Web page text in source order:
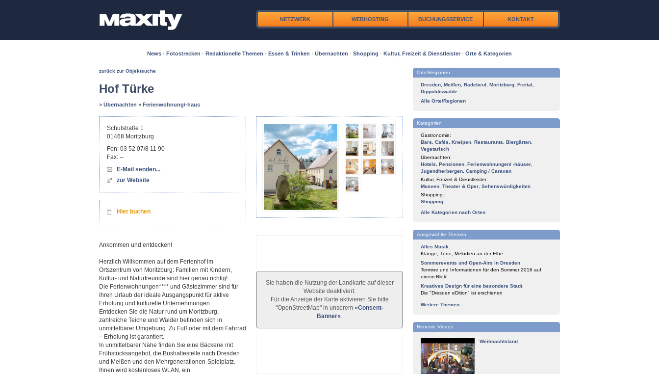
NETZWERK WEBHOSTING BUCHUNGSSERVICE KONTAKT
News · Fotostrecken · Redaktionelle Themen · Essen & Trinken · Übernachten · Shopping · Kultur, Freizeit & Dienstleister · Orte & Kategorien
zurück zur Objektsuche
Hof Türke
» Übernachten » Ferienwohnung/-haus
Sie haben die Nutzung der Landkarte auf dieser
Website deaktiviert.
Für die Anzeige der Karte aktivieren Sie bitte
"OpenStreetMap" in unserem »Consent-
Banner«
Schulstraße 1
01468 Moritzburg
Fon: 03 52 07/8 11 90
Fax: --
E-Mail senden...
zur Website
Hier buchen
Ankommen und entdecken!
Herzlich Willkommen auf dem Ferienhof im
Ortszentrum von Moritzburg: Familien mit Kindern,
Kultur- und Naturfreunde sind hier genau richtig!
Die Ferienwohnungen**** und Gästezimmer sind für
Ihren Urlaub der ideale Ausgangspunkt für aktive
Erholung und kulturelle Unternehmungen.
Entdecken Sie die Natur rund um Moritzburg,
zahlreiche Teiche und Wälder befinden sich in
unmittelbarer Umgebung. Zu Fuß oder mit dem Fahrrad
– Erholung ist garantiert.
In unmittelbarer Nähe finden Sie eine Bäckerei mit
Frühstücksangebot, die Bushaltestelle nach Dresden
und Meißen und den Mehrgenerationen-Spielplatz.
Ihnen wird kostenloses WLAN, ein
Orte/Regionen
Dresden Meißen Radebeul Moritzburg Freital
Dippoldiswalde
Alle Orte/Regionen
Kategorien
Gastronomie:
Bars
Cafés Kneipen Restaurants Biergärten
Vegetarisch
Übernachten:
Hotels
Pensionen Ferienwohnungen/ -häuser
Jugendherbergen Camping / Caravan
Kultur, Freizeit & Dienstleister:
Museen Theater & Oper Sehenswürdigkeiten
Shopping:
Shopping
Alle Kategorien nach Orten
Ausgewählte Themen
Alles Musik
Klänge, Töne, Melodien an der Elbe
Sommerevents und Open-Airs in Dresden
Termine und Informationen für den Sommer 2016 auf
einem Blick!
Kreatives Design für eine besondere Stadt
Die "Dresden eDition" ist erschienen
Weitere Themen
Neueste Videos
Weihnachtsland